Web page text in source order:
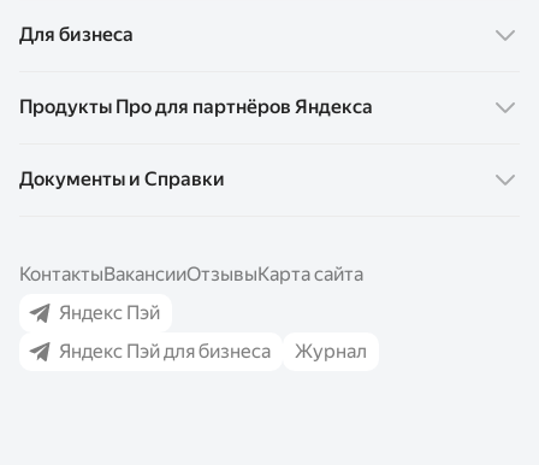
Финансовые продукты
Сплит
Сейвы
Вклады
Кредиты
Выгода с Пэй
Для бизнеса
Сервисы для бизнеса
Яндекс Сплит
Эквайринг для бизнеса
СБП для бизнеса
Кредиты для бизнеса
Продукты Про для партнёров Яндекса
Карта Про
Документы и Справки
Сплит
Сейвы
Кредиты
КонтактыВакансииОтзывыКарта сайта
Яндекс Пэй
Яндекс Пэй для бизнеса
Журнал